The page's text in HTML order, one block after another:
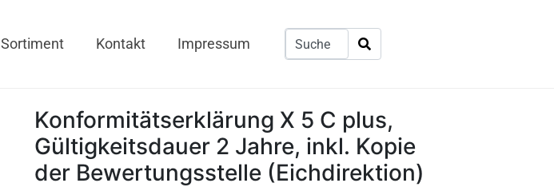
Sortiment Kontakt Impressum
Konformitätserklärung X 5 C plus,
Gültigkeitsdauer 2 Jahre, inkl. Kopie
der Bewertungsstelle (Eichdirektion)